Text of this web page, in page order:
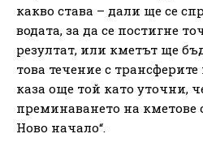
какво става – дали ще се
водата, за да се постигне
резултат, или кметът ще
това течение с
каза още той като уточни,
преминаването на кметове
Ново начало“.